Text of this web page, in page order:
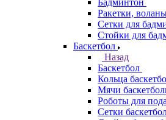
Бадминтон
Ракетки,
Сетки для
Стойки для
Баскетбол
Назад
Баскетбол
Кольца
Мячи
Роботы для
Сетки